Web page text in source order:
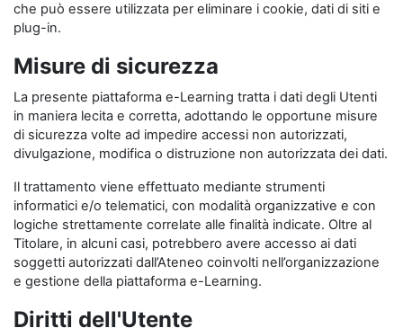
che può essere utilizzata per eliminare i cookie, dati di siti e
plug-in.
Misure di sicurezza
La presente piattaforma e-Learning tratta i dati degli Utenti
in maniera lecita e corretta, adottando le opportune misure
di sicurezza volte ad impedire accessi non autorizzati,
divulgazione, modifica o distruzione non autorizzata dei dati.
Il trattamento viene effettuato mediante strumenti
informatici e/o telematici, con modalità organizzative e con
logiche strettamente correlate alle finalità indicate. Oltre al
Titolare, in alcuni casi, potrebbero avere accesso ai dati
soggetti autorizzati dall’Ateneo coinvolti nell’organizzazione
e gestione della piattaforma e-Learning.
Diritti dell'Utente